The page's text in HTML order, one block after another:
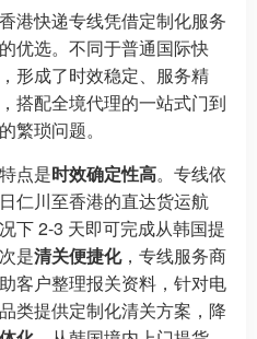
港快递专线凭借定制化服务
优选。不同于普通国际快
形成了时效稳定、服务精
搭配全境代理的一站式门到
繁琐问题。
点是时效确定性高。专线依
仁川至香港的直达货运航
下 2-3 天即可完成从韩国提
是清关便捷化，专线服务商
客户整理报关资料，针对电
类提供定制化清关方案，降